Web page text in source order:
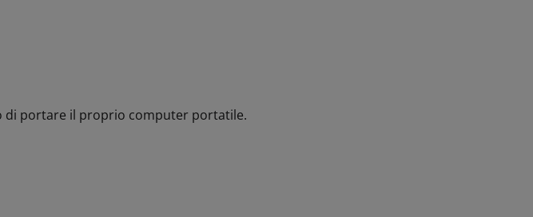
di portare il proprio computer portatile.